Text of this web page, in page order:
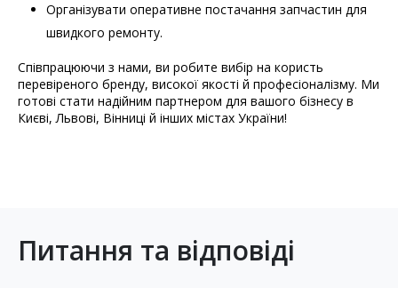
Організувати оперативне постачання запчастин для
швидкого ремонту.
Співпрацюючи з нами, ви робите вибір на користь
перевіреного бренду, високої якості й професіоналізму. Ми
готові стати надійним партнером для вашого бізнесу в
Києві, Львові, Вінниці й інших містах України!
Питання та відповіді